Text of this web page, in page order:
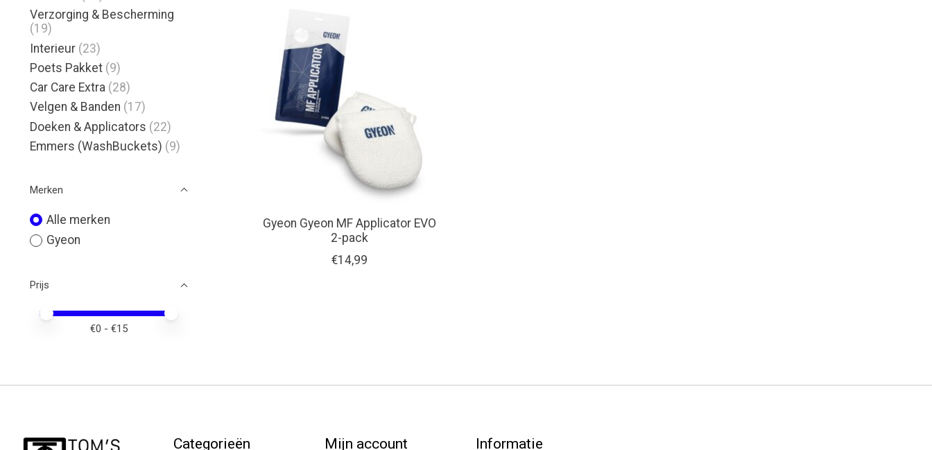
Verzorging & Bescherming
(19)
Interieur (23)
Poets Pakket (9)
Car Care Extra (28)
Velgen & Banden (17)
Doeken & Applicators (22)
Emmers (WashBuckets) (9)
Merken
Alle merken
Gyeon
Prijs
Minimale prijswaarde
Price maximum value
€0 - €15
Gyeon Gyeon MF Applicator EVO
2-pack
€14,99
Categorieën Mijn account Informatie